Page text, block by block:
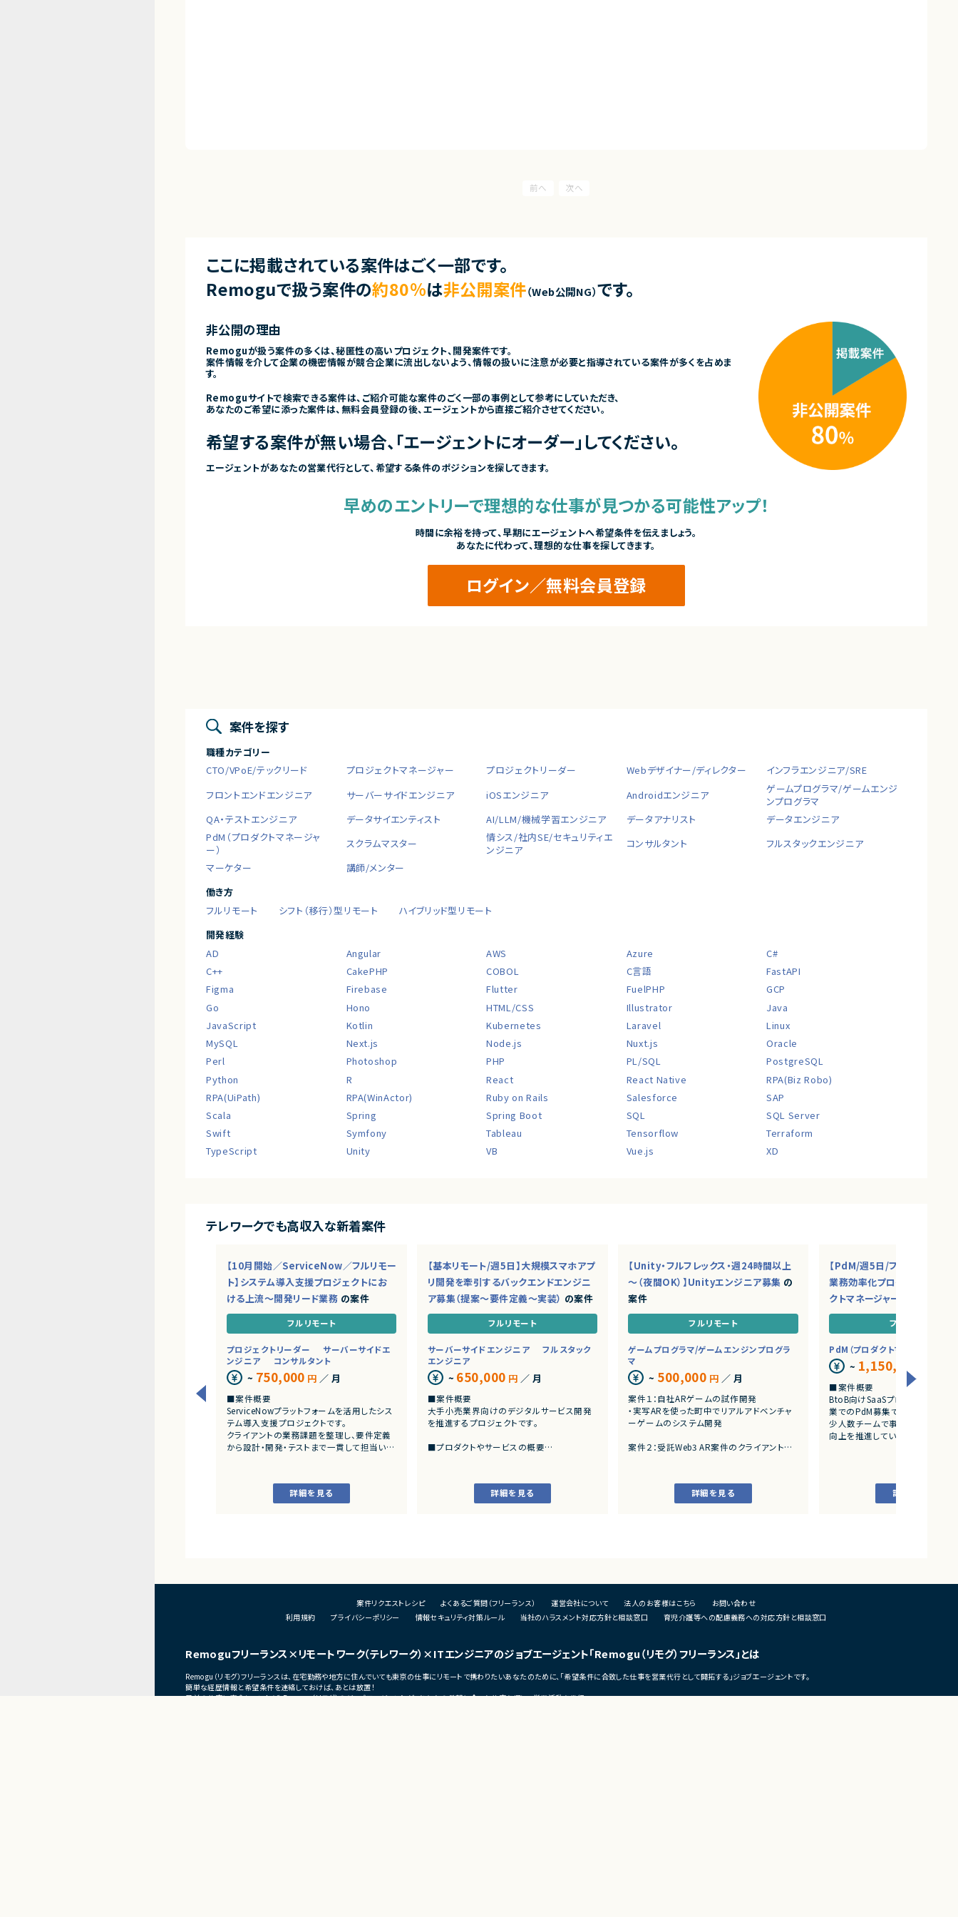
ここに掲載されている案件はごく一部です。
Remoguで扱う案件の約80％は非公開案件（Web公開NG）です。
非公開の理由
Remoguが扱う案件の多くは、秘匿性の高いプロジェクト、開発案件です。
案件情報を介して企業の機密情報が競合企業に流出しないよう、情報の扱いに注意が必要と指導されている案件が多くを占めま
す。
Remoguサイトで検索できる案件は、ご紹介可能な案件のごく一部の事例として参考にしていただき、
あなたのご希望に添った案件は、無料会員登録の後、エージェントから直接ご紹介させてください。
希望する案件が無い場合、「エージェントにオーダー」してください。
エージェントがあなたの営業代行として、希望する条件のポジションを探してきます。
早めのエントリーで理想的な仕事が見つかる可能性アップ！
時間に余裕を持って、 早期にエージェントへ希望条件を伝えましょう。
あなたに代わって、理想的な仕事を探してきます。
ログイン／無料会員登録
案件を探す
職種カテゴリー
CTO/VPoE/テックリード
プロジェクトマネージャー プロジェクトリーダー Webデザイナー/ディレクター
インフラエンジニア/SRE
フロントエンドエンジニア
サーバーサイドエンジニア iOSエンジニア Androidエンジニア
ゲームプログラマ/ゲームエンジ
ンプログラマ
QA・テストエンジニア
データサイエンティスト AI/LLM/機械学習エンジニア データアナリスト
データエンジニア
PdM（プロダクトマネージャ
ー）
スクラムマスター
情シス/社内SE/セキュリティエ
ンジニア
コンサルタント
フルスタックエンジニア
マーケター
講師/メンター
働き方
フルリモート
シフト（移行）型リモート
ハイブリッド型リモート
開発経験
AD
Angular AWS Azure
C#
C++
CakePHP COBOL C言語
FastAPI
Figma
Firebase Flutter FuelPHP
GCP
Go
Hono HTML/CSS Illustrator
Java
JavaScript
Kotlin Kubernetes Laravel
Linux
MySQL
Next.js Node.js Nuxt.js
Oracle
Perl
Photoshop PHP PL/SQL
PostgreSQL
Python
R React React Native
RPA(Biz Robo)
RPA(UiPath)
RPA(WinActor) Ruby on Rails Salesforce
SAP
Scala
Spring Spring Boot SQL
SQL Server
Swift
Symfony Tableau Tensorflow
Terraform
TypeScript
Unity VB Vue.js XD
テレワークでも高収入な新着案件
【10月開始／ServiceNow／フルリモー
ト】システム導入支援プロジェクトにお
ける上流～開発リード業務 の案件
フルリモート
プロジェクトリーダー
サーバーサイドエ
ンジニア
コンサルタント
~ 750,000 円 ／ 月
■案件概要
ServiceNowプラットフォームを活用したシス
テム導入支援プロジェクトです。
クライアントの業務課題を整理し、要件定義
から設計・開発・テストまで一貫して担当いた
・顧客との要件ヒアリングおよび要件定義
ニケーションあり
■募集背景
プロジェクト拡大に伴う増員募集
詳細を見る
【基本リモート/週5日】大規模スマホアプ
リ開発を牽引するバックエンドエンジニ
ア募集（提案～要件定義～実装） の案件
フルリモート
サーバーサイドエンジニア
フルスタック
エンジニア
~ 650,000 円 ／ 月
■案件概要
大手小売業界向けのデジタルサービス開発
を推進するプロジェクトです。
■プロダクトやサービスの概要
・既にサービス稼働中であり、数ヶ月から半
・技術課題に対する検討、提案、改善推進
・ステークホルダーとの調整およびコミュニ
■募集背景
集
詳細を見る
【Unity・フルフレックス・週24時間以上
～（夜間OK）】Unityエンジニア募集 の
案件
フルリモート
ゲームプログラマ/ゲームエンジンプログラ
マ
~ 500,000 円 ／ 月
案件１：自社ARゲームの試作開発
・実写ARを使った町中でリアルアドベンチャ
ーゲームのシステム開発
案件２：受託Web3 AR案件のクライアント開
詳細を見る
【PdM/週5日/フルリモ】AI・
業務効率化プロダクトを推進
クトマネージャー募集
フルリモート
PdM（プロダクトマネージャー）
~ 1,150,000
■案件概要
BtoB向けSaaSプロダクトを展開
業でのPdM募集です。
少人数チームで事業成長とプロ
向上を推進しています。
・ワークフロー管理サービス
・業務管理サービス
・開発からリリース後の改善施策
詳細を見る
案件リクエストレシピ よくあるご質問（フリーランス） 運営会社について 法人のお客様はこちら
お問い合わせ
利用規約
プライバシーポリシー 情報セキュリティ対策ルール 当社のハラスメント対応方針と相談窓口 育児介護等への配慮義務への対応方針と相談窓口
Remoguフリーランス×リモートワーク（テレワーク） ×ITエンジニアのジョブエージェント「Remogu（リモグ）フリーランス」とは
Remogu（リモグ）フリーランスは、在宅勤務や地方に住んでいても東京の仕事にリモートで携わりたいあなたのために、「希望条件に合致した仕事を営業代行として開拓する」ジョブエージェントです。
簡単な経歴情報と希望条件を連絡しておけば、あとは放置！
目前の仕事に専念していれば、Remogu（リモグ）のジョブエージェントが、あなたの希望に合った仕事を探して営業活動を代行。